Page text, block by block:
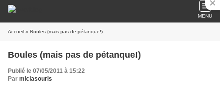
MENU
Accueil » Boules (mais pas de pétanque!)
Boules (mais pas de pétanque!)
Publié le 07/05/2011 à 15:22
Par miclasouris